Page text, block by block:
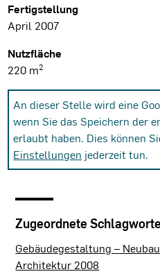
Fertigstellung
April 2007
Nutzfläche
220 m2
An dieser Stelle wird eine
wenn Sie das Speichern der
erlaubt haben. Dies können
Einstellungen jederzeit tun.
Zugeordnete
Gebäudegestaltung – Neubau
Architektur 2008